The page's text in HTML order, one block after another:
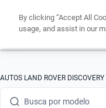
AUTOS LAND ROVER
Busca por marca
Busca por modelo
By clicking “Accept All
usage, and assist in our